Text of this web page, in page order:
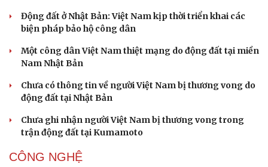
Động đất ở Nhật Bản: Việt Nam kịp thời triển khai các
biện pháp bảo hộ công dân
Một công dân Việt Nam thiệt mạng do động đất tại miền
Nam Nhật Bản
Chưa có thông tin về người Việt Nam bị thương vong do
động đất tại Nhật Bản
Chưa ghi nhận người Việt Nam bị thương vong trong
trận động đất tại Kumamoto
CÔNG NGHỆ